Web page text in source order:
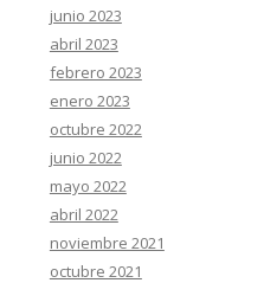
junio 2023
abril 2023
febrero 2023
enero 2023
octubre 2022
junio 2022
mayo 2022
abril 2022
noviembre 2021
octubre 2021